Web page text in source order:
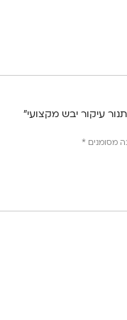
עיקור יבש מקצועי”
מסומנים *